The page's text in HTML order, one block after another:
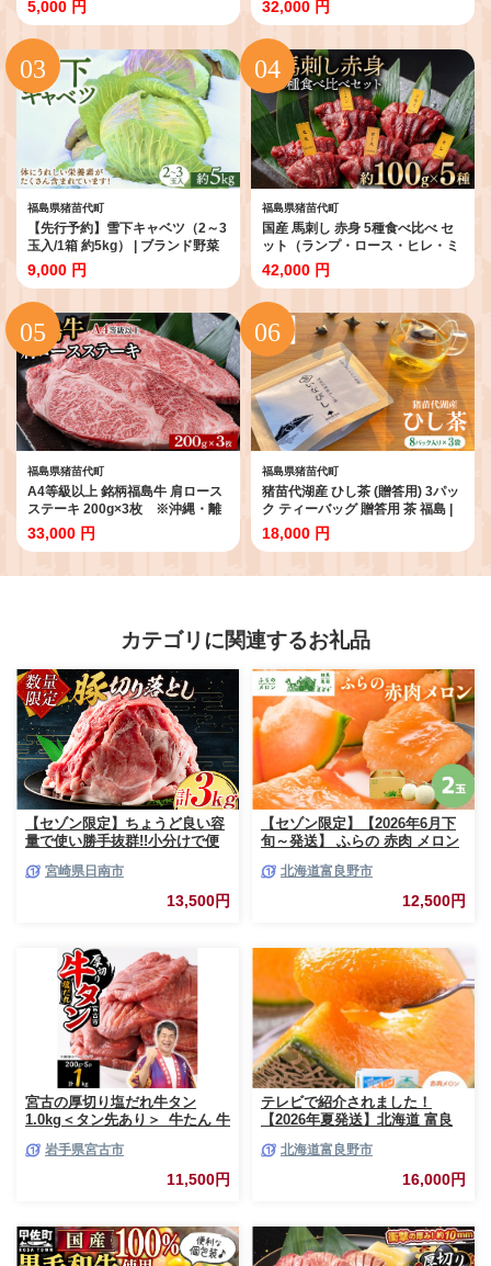
ック 真空パック 総菜 おかず おつ
まみ 冷凍 福島 猪苗代町
5,000 円
ごはん お米 10キロ 国産米 ブラン
ド米 特別栽培 有機肥料 福島県産
つちや農園 農家直送 産地直送 お
にぎり 弁当 家庭用 精米済み 猪苗
代町
32,000 円
福島県猪苗代町
【先行予約】雪下キャベツ（2～3
玉入/1箱 約5kg） | ブランド野菜
甘み 旨み 産地直送 福島県 猪苗代
町 寄附額 10000 10000円 1万円
以下 以内 ※2027年1月～発送
9,000 円
福島県猪苗代町
国産 馬刺し 赤身 5種食べ比べ セ
ット（ランプ・ロース・ヒレ・ミ
スジ・ツカミ） 各100g 【自家製
にんにく辛子味噌＆あごだし醤油
付き】
42,000 円
福島県猪苗代町
A4等級以上 銘柄福島牛 肩ロース
ステーキ 200g×3枚 ※沖縄・離
島への配送不可
33,000 円
福島県猪苗代町
猪苗代湖産 ひし茶 (贈答用) 3パッ
ク ティーバッグ 贈答用 茶 福島 |
美容 健康 美肌 アンチエイジング
ポリフェノール 美白 抗酸化作用
18,000 円
カテゴリに関連するお礼品
【セゾン限定】ちょうど良い容
量で使い勝手抜群!!小分けで便
3kg お肉 豚肉 ポーク 国産 小分
け 真空パック 個包装 万能食材
おすすめ おかず 食品 炒め物 お
ぶ 焼肉 お祝い 記念日 ギフト
贈り物 贈答 プレゼント おすそ
分け 宮崎県 日南市 送料無料
_BCV1-24
宮崎県日南市
13,500円
【セゾン限定】【2026年6月下
旬～発送】 ふらの 赤肉 メロン
市 (相馬農園) メロン フルーツ
果物 新鮮 甘い 贈り物 ギフト
道産 ジューシー おやつ ふらの
北海道富良野市
12,500円
宮古の厚切り塩だれ牛タン
1.0kg＜タン先あり＞_牛たん 牛
厚切り牛タン【1181948】
岩手県宮古市
11,500円
テレビで紹介されました！
【2026年夏発送】北海道 富良
上 大玉サイズ メロン
北海道富良野市
16,000円